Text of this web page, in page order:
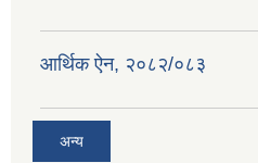
आर्थिक ऐन, २०८२/०८३
अन्य